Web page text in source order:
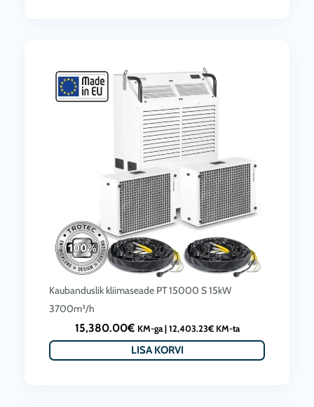
Kaubanduslik kliimaseade PT 15000 S 15kW
3700m³/h
15,380.00€ KM-ga | 12,403.23€KM-ta
LISA KORVI